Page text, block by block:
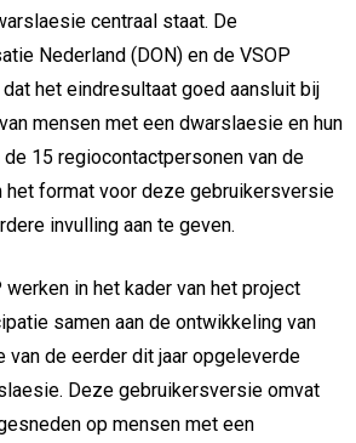
centraal staat. De
Nederland (DON) en de VSOP
het eindresultaat goed aansluit bij
mensen met een dwarslaesie en hun
de 15 regiocontactpersonen van de
het format voor deze gebruikersversie
invulling aan te geven.
werken in het kader van het project
samen aan de ontwikkeling van
van de eerder dit jaar opgeleverde
Deze gebruikersversie omvat
op mensen met een